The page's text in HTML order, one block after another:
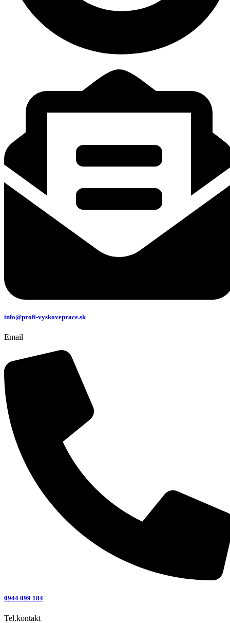
info@profi-vyskoveprace.sk
Email
0944 099 184
Tel.kontakt